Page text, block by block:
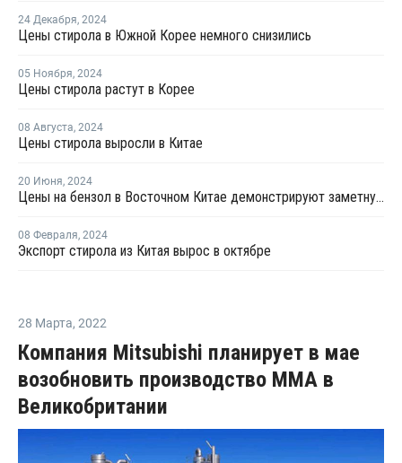
24 Декабря, 2024
Цены стирола в Южной Корее немного снизились
05 Ноября, 2024
Цены стирола растут в Корее
08 Августа, 2024
Цены стирола выросли в Китае
20 Июня, 2024
Цены на бензол в Восточном Китае демонстрируют заметную тенденцию к росту
08 Февраля, 2024
Экспорт стирола из Китая вырос в октябре
28 Марта, 2022
Компания Mitsubishi планирует в мае
возобновить производство ММА в
Великобритании